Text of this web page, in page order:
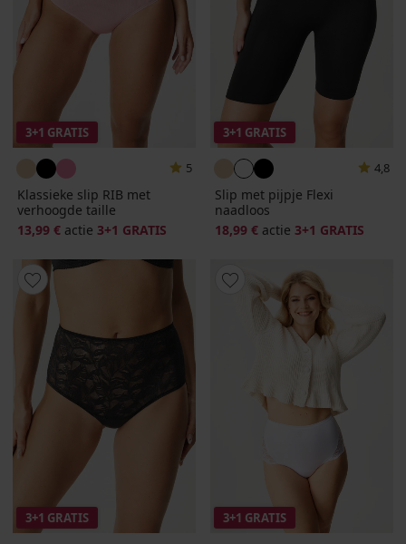
3+1 GRATIS
5
Klassieke slip RIB met
verhoogde taille
13,99 € actie 3+1 GRATIS
3+1 GRATIS
4,8
Slip met pijpje Flexi
naadloos
18,99 € actie 3+1 GRATIS
3+1 GRATIS 3+1 GRATIS